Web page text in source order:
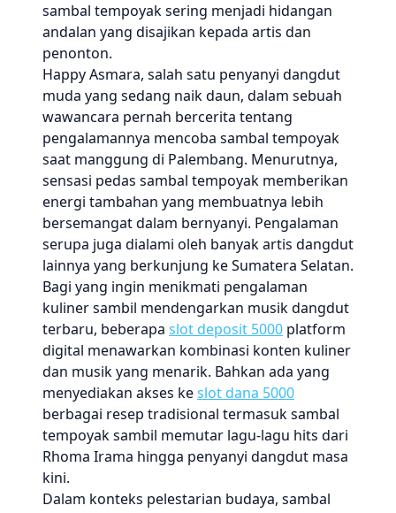
sambal tempoyak sering menjadi hidangan
andalan yang disajikan kepada artis dan
penonton.
Happy Asmara, salah satu penyanyi dangdut
muda yang sedang naik daun, dalam sebuah
wawancara pernah bercerita tentang
pengalamannya mencoba sambal tempoyak
saat manggung di Palembang. Menurutnya,
sensasi pedas sambal tempoyak memberikan
energi tambahan yang membuatnya lebih
bersemangat dalam bernyanyi. Pengalaman
serupa juga dialami oleh banyak artis dangdut
lainnya yang berkunjung ke Sumatera Selatan.
Bagi yang ingin menikmati pengalaman
kuliner sambil mendengarkan musik dangdut
terbaru, beberapa slot deposit 5000 platform
digital menawarkan kombinasi konten kuliner
dan musik yang menarik. Bahkan ada yang
menyediakan akses keslot dana 5000
berbagai resep tradisional termasuk sambal
tempoyak sambil memutar lagu-lagu hits dari
Rhoma Irama hingga penyanyi dangdut masa
kini.
Dalam konteks pelestarian budaya, sambal